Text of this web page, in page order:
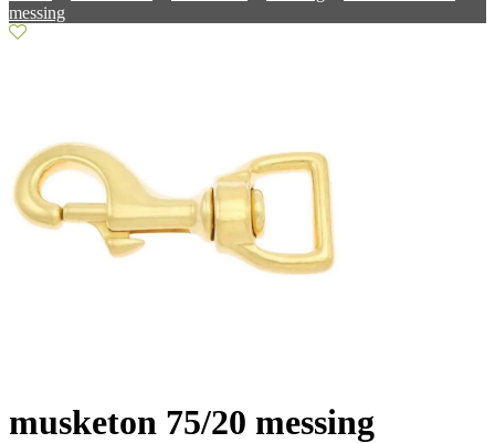
messing
musketon 75/20 messing